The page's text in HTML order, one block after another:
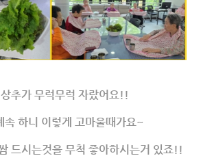
추가 무럭무럭 자랐어요!!
속 하니 이렇게 고마울때가요~
드시는것을 무척 좋아하시는거 있죠!!